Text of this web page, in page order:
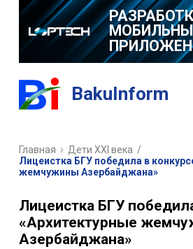
BakuInform
Главная Дети XXI века /
Лицеистка БГУ победила в
жемчужины Азербайджана»
Лицеистка БГУ
«Архитектурные
Азербайджана»